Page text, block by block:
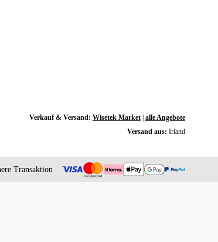
Verkauf & Versand: Wisetek Market| alle Angebote
Versand aus: Irland
Transaktion